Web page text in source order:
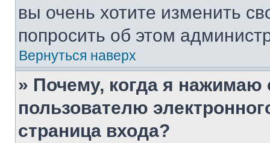
вы очень хотите изменить
попросить об этом
Вернуться наверх
» Почему, когда я нажимаю
пользователю
страница входа?